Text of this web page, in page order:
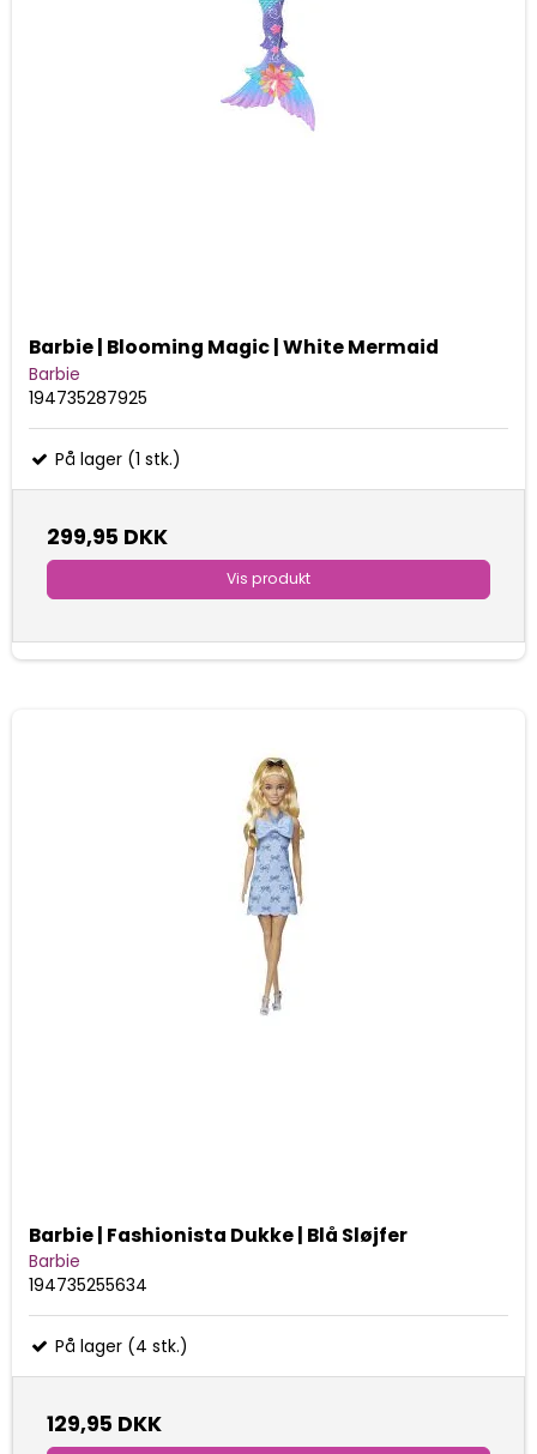
Barbie | Blooming Magic | White Mermaid
Barbie
194735287925
På lager (1 stk.)
299,95 DKK
Vis produkt
Barbie | Fashionista Dukke | Blå Sløjfer
Barbie
194735255634
På lager (4 stk.)
129,95 DKK